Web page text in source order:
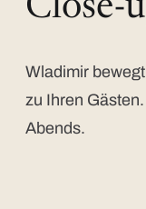
Close-
Wladimir
zu Ihren
Abends.